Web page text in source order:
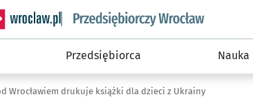
informacyjny wroclaw.pl podserwis:
Przedsiębiorca Nauka
Wrocławiem drukuje książki dla dzieci z Ukrainy